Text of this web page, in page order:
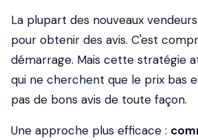
La plupart des nouveaux
pour obtenir des avis. C'est
démarrage. Mais cette stratégie
qui ne cherchent que le prix bas
pas de bons avis de toute façon.
Une approche plus efficace :